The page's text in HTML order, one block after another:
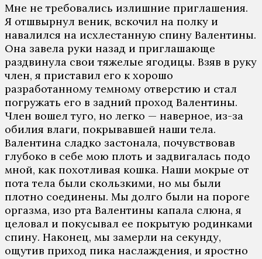
Мне не требовались излишние приглашения.
Я отшвырнул веник, вскочил на полку и
навалился на исхлестанную спину Валентины.
Она завела руки назад и приглашающе
раздвинула свои тяжелые ягодицы. Взяв в руку
член, я приставил его к хорошо
разработанному темному отверстию и стал
погружать его в задний проход Валентины.
Член вошел туго, но легко — наверное, из-за
обилия влаги, покрывавшей наши тела.
Валентина сладко застонала, почувствовав
глубоко в себе мою плоть и задвигалась подо
мной, как похотливая кошка. Наши мокрые от
пота тела были скользкими, но мы были
плотно соединены. Мы долго были на пороге
оргазма, изо рта Валентины капала слюна, я
целовал и покусывал ее покрытую родинками
спину. Наконец, мы замерли на секунду,
ощутив приход пика наслаждения, и яростно